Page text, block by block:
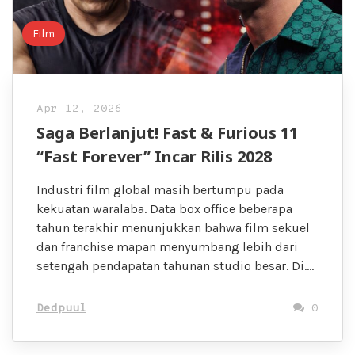
Film
Apr 12, 2026
Saga Berlanjut! Fast & Furious 11
“Fast Forever” Incar Rilis 2028
Industri film global masih bertumpu pada
kekuatan waralaba. Data box office beberapa
tahun terakhir menunjukkan bahwa film sekuel
dan franchise mapan menyumbang lebih dari
setengah pendapatan tahunan studio besar. Di….
Dedpuul 0